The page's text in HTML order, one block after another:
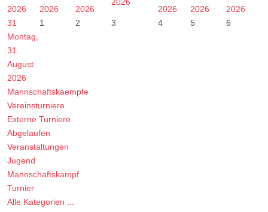
2026
2026
2026
2026
2026
2026
2026
31
Montag,
31.
August
2026
1 2 3 4 5 6
Mannschaftskaempfe
Vereinsturniere
Externe Turniere
Abgelaufen
Veranstaltungen
Jugend
Mannschaftskampf
Turnier
Alle Kategorien ...